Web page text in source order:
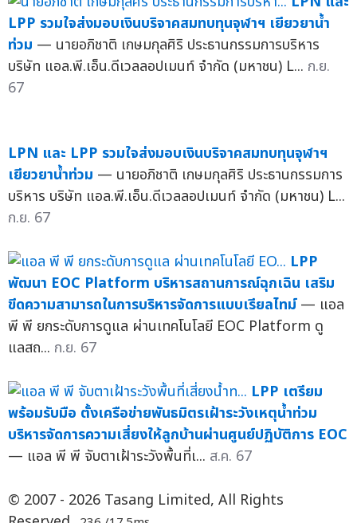
LPP รวมใจส่งมอบเงินบริจาคสมทบทุนจุฬาฯ เยียวยาน้ำ
ท่วม — นายอภิชาติ เกษมกุลศิริ ประธานกรรมการบริหาร
บริษัท แอล.พี.เอ็น.ดีเวลลอปเมนท์ จำกัด (มหาชน) L... ก.ย.
67
LPP รวมใจส่งมอบเงินบริจาคสมทบทุนจุฬาฯ เยียวยาน้ำ
ท่วม— นายอภิชาติ เกษมกุลศิริ ประธานกรรมการบริหาร
บริษัท แอล.พี.เอ็น.ดีเวลลอปเมนท์ จำกัด (มหาชน) L...ก.ย.
67
LPP
พัฒนา EOC Platform บริหารสถานการณ์ฉุกเฉิน เสริม
ขีดความสามารถในการบริหารจัดการแบบเรียลไทม์ — แอล
พี พี ยกระดับการดูแล ผ่านเทคโนโลยี EOC Platform ดู
แลสถ... ก.ย. 67
LPP เตรียม
พร้อมรับมือ ตั้งเครือข่ายพันธมิตรเฝ้าระวังเหตุน้ำท่วม
บริหารจัดการความเสี่ยงให้ลูกบ้านผ่านศูนย์ปฏิบัติการ EOC
— แอล พี พี จับตาเฝ้าระวังพื้นที่เ... ส.ค. 67
© 2007 - 2026 Tasang Limited, All Rights